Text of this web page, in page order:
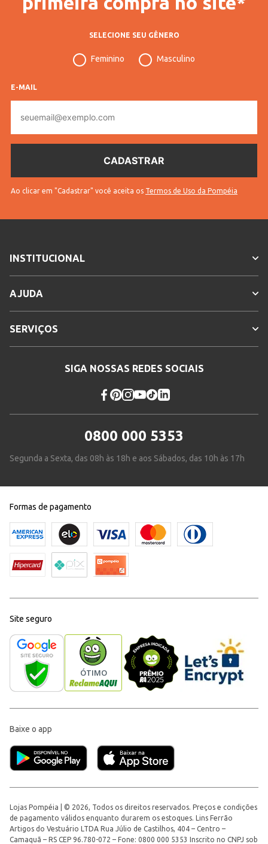
SELECIONE SEU GÊNERO
Feminino Masculino
E-MAIL
mail
Ao clicar em "Cadastrar" você aceita os Termos de Uso da Pompéia
INSTITUCIONAL
AJUDA
SERVIÇOS
SIGA NOSSAS REDES SOCIAIS
0800 000 5353
Segunda a Sexta, das 08h às 18h e aos Sábados, das 10h às 17h
Formas de pagamento
Site seguro
Baixe o app
Lojas Pompéia | © 2026, Todos os direitos reservados. Preços e condições
de pagamento válidos enquanto durarem os estoques. Lins Ferrão
Artigos do Vestuário LTDA Rua Júlio de Castilhos, 404 – Centro –
Camaquã – RS CEP 96.780-072 – Fone: 0800 000 5353 Inscrito no CNPJ sob